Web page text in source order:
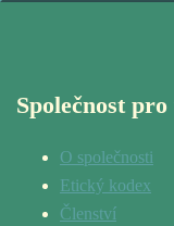
Společnost
O společnosti
Etický kodex
Členství